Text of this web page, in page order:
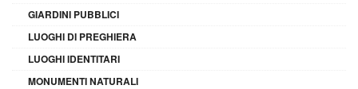
GIARDINI PUBBLICI
LUOGHI DI PREGHIERA
LUOGHI IDENTITARI
MONUMENTI NATURALI